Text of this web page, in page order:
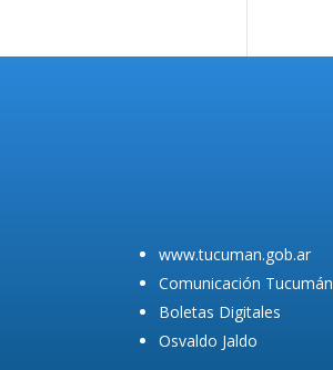
www.tucuman.gob.ar
Comunicación Tucumán
Boletas Digitales
Osvaldo Jaldo